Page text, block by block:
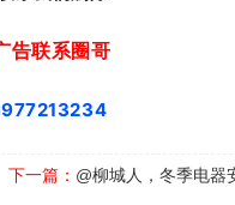
告联系圈哥
下一篇： @柳城人，冬季电器